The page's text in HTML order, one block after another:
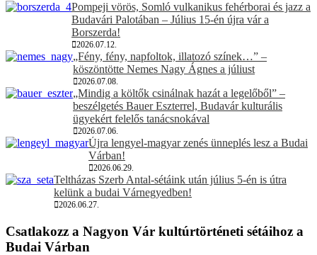
Pompeji vörös, Somló vulkanikus fehérborai és jazz a
Budavári Palotában – Július 15-én újra vár a
Borszerda!
2026.07.12.
„Fény, fény, napfoltok, illatozó színek…” –
köszöntötte Nemes Nagy Ágnes a júliust
2026.07.08.
„Mindig a költők csinálnak hazát a legelőből” –
beszélgetés Bauer Eszterrel, Budavár kulturális
ügyekért felelős tanácsnokával
2026.07.06.
Újra lengyel-magyar zenés ünneplés lesz a Budai
Várban!
2026.06.29.
Teltházas Szerb Antal-sétáink után július 5-én is útra
kelünk a budai Várnegyedben!
2026.06.27.
Csatlakozz a Nagyon Vár kultúrtörténeti sétáihoz a
Budai Várban